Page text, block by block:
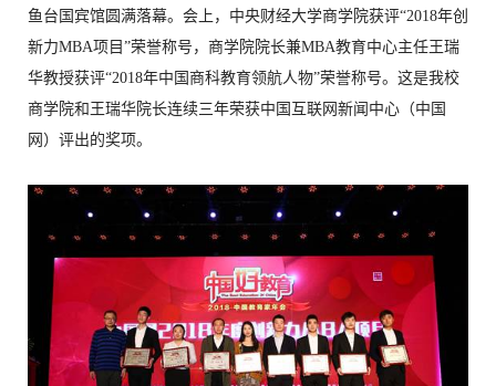
鱼台国宾馆圆满落幕。会上，中央财经大学商学院获评“2018年创
新力MBA项目”荣誉称号，商学院院长兼MBA教育中心主任王瑞
华教授获评“2018年中国商科教育领航人物”荣誉称号。这是我校
商学院和王瑞华院长连续三年荣获中国互联网新闻中心（中国
网）评出的奖项。